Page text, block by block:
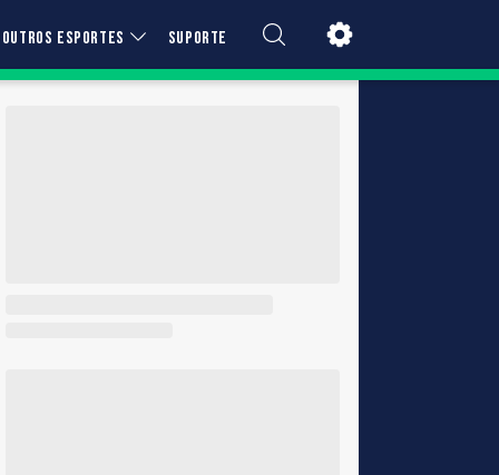
OUTROS ESPORTES SUPORTE